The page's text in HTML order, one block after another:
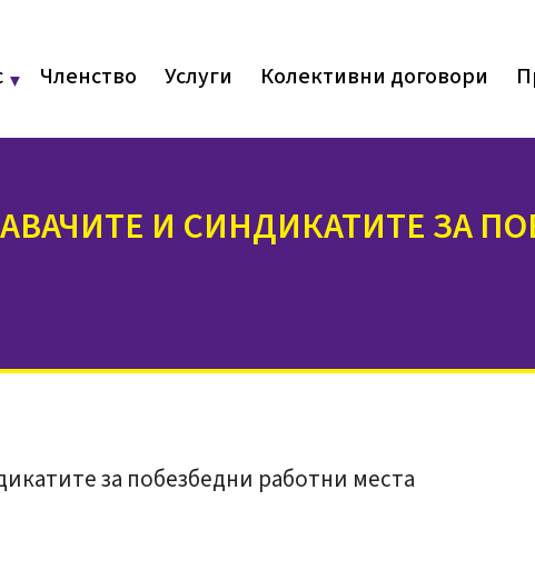
Членство Услуги Колективни договори
И СИНДИКАТИТЕ ЗА